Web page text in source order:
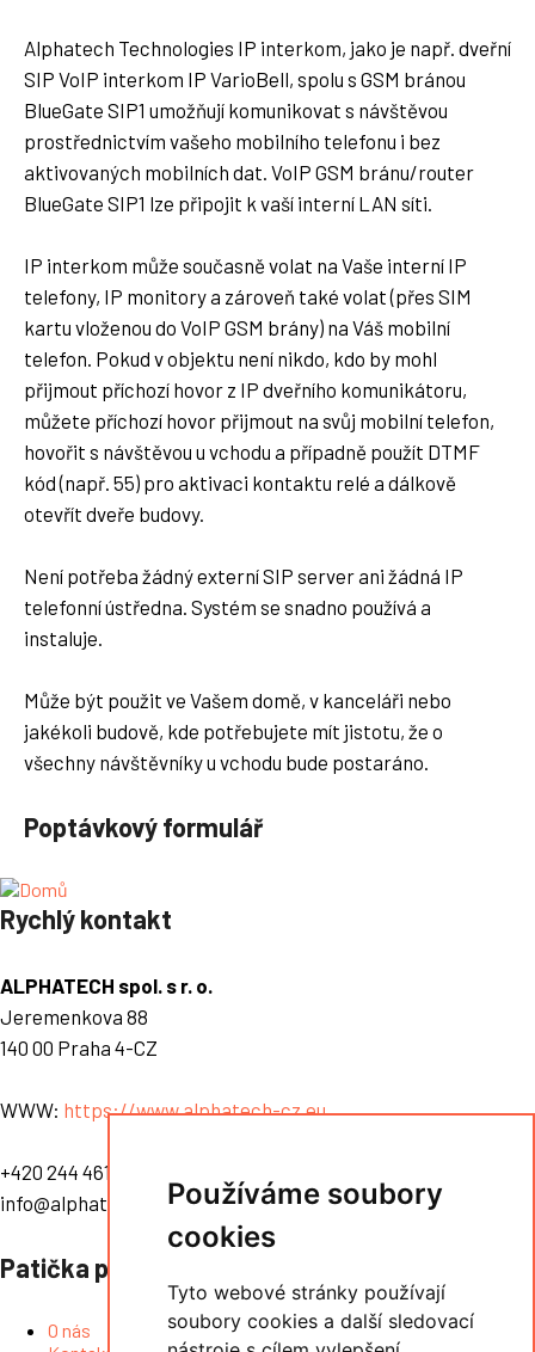
Používáme soubory
cookies
Tyto webové stránky používají
soubory cookies a další sledovací
Alphatech Technologies IP interkom, jako je např. dveřní
SIP VoIP interkom IP VarioBell, spolu s GSM bránou
BlueGate SIP1 umožňují komunikovat s návštěvou
prostřednictvím vašeho mobilního telefonu i bez
aktivovaných mobilních dat. VoIP GSM bránu/router
BlueGate SIP1 lze připojit k vaší interní LAN síti.
IP interkom může současně volat na Vaše interní IP
telefony, IP monitory a zároveň také volat (přes SIM
kartu vloženou do VoIP GSM brány) na Váš mobilní
telefon. Pokud v objektu není nikdo, kdo by mohl
přijmout příchozí hovor z IP dveřního komunikátoru,
můžete příchozí hovor přijmout na svůj mobilní telefon,
hovořit s návštěvou u vchodu a případně použít DTMF
kód (např. 55) pro aktivaci kontaktu relé a dálkově
otevřít dveře budovy.
Není potřeba žádný externí SIP server ani žádná IP
telefonní ústředna. Systém se snadno používá a
instaluje.
Může být použit ve Vašem domě, v kanceláři nebo
jakékoli budově, kde potřebujete mít jistotu, že o
všechny návštěvníky u vchodu bude postaráno.
Poptávkový formulář
Rychlý kontakt
ALPHATECH spol. s r. o.
Jeremenkova 88
140 00 Praha 4-CZ
WWW: https://www.alphatech-cz.eu
+420 244 461 072
info@alphatech.cz
Patička prostřední
O nás